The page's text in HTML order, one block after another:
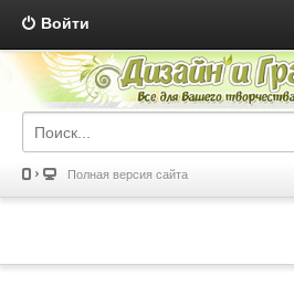
Войти
Полная версия сайта